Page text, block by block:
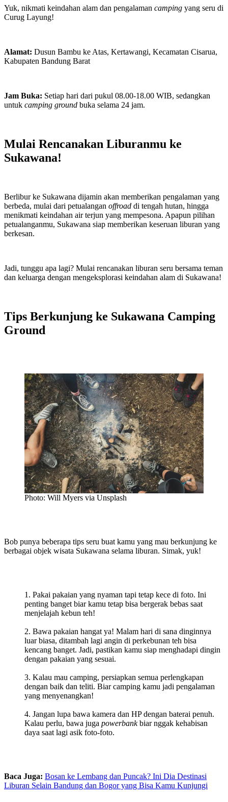
Yuk, nikmati keindahan alam dan pengalaman camping yang seru di
Curug Layung!
Alamat: Dusun Bambu ke Atas, Kertawangi, Kecamatan Cisarua,
Kabupaten Bandung Barat
Jam Buka: Setiap hari dari pukul 08.00-18.00 WIB, sedangkan
untuk camping ground buka selama 24 jam.
Mulai Rencanakan Liburanmu ke
Sukawana!
Berlibur ke Sukawana dijamin akan memberikan pengalaman yang
berbeda, mulai dari petualangan offroad di tengah hutan, hingga
menikmati keindahan air terjun yang mempesona. Apapun pilihan
petualanganmu, Sukawana siap memberikan keseruan liburan yang
berkesan.
Jadi, tunggu apa lagi? Mulai rencanakan liburan seru bersama teman
dan keluarga dengan mengeksplorasi keindahan alam di Sukawana!
Tips Berkunjung ke Sukawana Camping
Ground
Photo: Will Myers via Unsplash
Bob punya beberapa tips seru buat kamu yang mau berkunjung ke
berbagai objek wisata Sukawana selama liburan. Simak, yuk!
Pakai pakaian yang nyaman tapi tetap kece di foto. Ini
penting banget biar kamu tetap bisa bergerak bebas saat
menjelajah kebun teh!
Bawa pakaian hangat ya! Malam hari di sana dinginnya
luar biasa, ditambah lagi angin di perkebunan teh bisa
kencang banget. Jadi, pastikan kamu siap menghadapi dingin
dengan pakaian yang sesuai.
Kalau mau camping, persiapkan semua perlengkapan
dengan baik dan teliti. Biar camping kamu jadi pengalaman
yang menyenangkan!
Jangan lupa bawa kamera dan HP dengan baterai penuh.
Kalau perlu, bawa juga powerbankbiar nggak kehabisan
daya saat lagi asik foto-foto.
Baca Juga: Bosan ke Lembang dan Puncak? Ini Dia Destinasi
Liburan Selain Bandung dan Bogor yang Bisa Kamu Kunjungi